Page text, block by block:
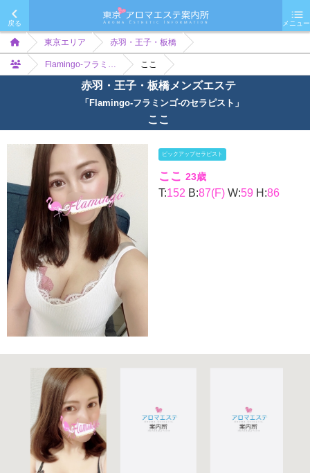
戻る メニュー
東京エリア 赤羽・王子・板橋
Flamingo-フラミ… ここ
赤羽・王子・板橋メンズエステ
「Flamingo-フラミンゴ-のセラピスト」
ここ
ピックアップセラピスト
ここ 23歳
T:152 B:87(F) W:59 H:86